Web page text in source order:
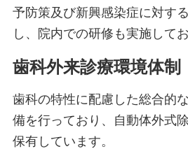
予防策及び新興感染症に対す
し、院内での研修も実施してお
歯科外来診療環境体制
歯科の特性に配慮した総合的
備を行っており、自動体外式
保有しています。